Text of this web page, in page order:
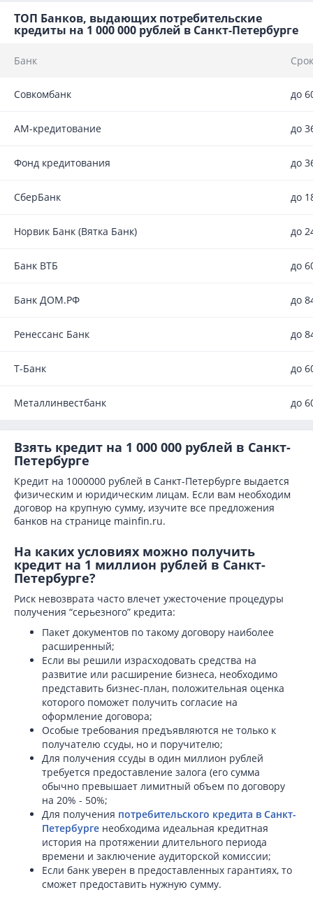
ТОП Банков, выдающих потребительские
кредиты на 1 000 000 рублей в Санкт-Петербурге
Банк
Совкомбанк до
АМ-кредитование до
Фонд кредитования до
СберБанк до
Норвик Банк (Вятка Банк) до
Банк ВТБ до
Банк ДОМ.РФ до
Ренессанс Банк до
Т-Банк до
Металлинвестбанк до
Взять кредит на 1 000 000 рублей в Санкт-
Петербурге
Кредит на 1000000 рублей в Санкт-Петербурге выдается
физическим и юридическим лицам. Если вам необходим
договор на крупную сумму, изучите все предложения
банков на странице mainfin.ru.
На каких условиях можно получить
кредит на 1 миллион рублей в Санкт-
Петербурге?
Риск невозврата часто влечет ужесточение процедуры
получения “серьезного” кредита:
Пакет документов по такому договору наиболее
расширенный;
Если вы решили израсходовать средства на
развитие или расширение бизнеса, необходимо
представить бизнес-план, положительная оценка
которого поможет получить согласие на
оформление договора;
Особые требования предъявляются не только к
получателю ссуды, но и поручителю;
Для получения ссуды в один миллион рублей
требуется предоставление залога (его сумма
обычно превышает лимитный объем по договору
на 20% - 50%;
Для получения потребительского кредита в Санкт-
Петербурге необходима идеальная кредитная
история на протяжении длительного периода
времени и заключение аудиторской комиссии;
Если банк уверен в предоставленных гарантиях, то
сможет предоставить нужную сумму.